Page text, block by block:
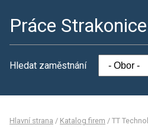
Práce Strakonice
Hledat zaměstnání
Hlavní strana / Katalog firem / TT